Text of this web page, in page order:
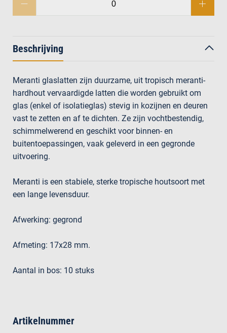
Beschrijving
Meranti glaslatten zijn duurzame, uit tropisch meranti-
hardhout vervaardigde latten die worden gebruikt om
glas (enkel of isolatieglas) stevig in kozijnen en deuren
vast te zetten en af te dichten. Ze zijn vochtbestendig,
schimmelwerend en geschikt voor binnen- en
buitentoepassingen, vaak geleverd in een gegronde
uitvoering.
Meranti is een stabiele, sterke tropische houtsoort met
een lange levensduur.
Afwerking: gegrond
Afmeting: 17x28 mm.
Aantal in bos: 10 stuks
Artikelnummer